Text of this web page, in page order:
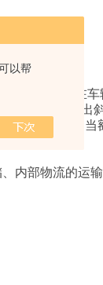
以帮
刷块则安装在车
上的滑入/滑出
压为12-80V，当
内部物流的运